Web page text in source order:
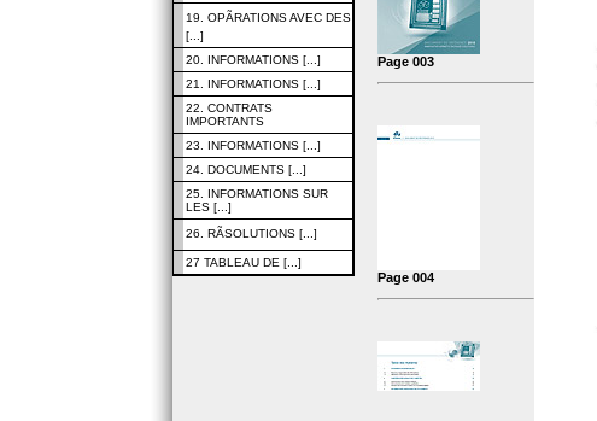
19. OPÃRATIONS AVEC DES
[...]
20. INFORMATIONS [...]
21. INFORMATIONS [...]
22. CONTRATS
IMPORTANTS
23. INFORMATIONS [...]
24. DOCUMENTS [...]
25. INFORMATIONS SUR
LES [...]
26. RÃSOLUTIONS [...]
27 TABLEAU DE [...]
Page 003
Page 004